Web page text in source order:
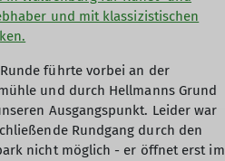
und mit klassizistischen
führte vorbei an der
und durch Hellmanns Grund
Ausgangspunkt. Leider war
Rundgang durch den
nicht möglich - er öffnet erst im